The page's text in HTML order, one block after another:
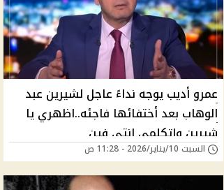
عمرو أديب يوجه نداءً عاجل لشيرين عبد
الوهاب بعد أختفائها فاجئه..اظهري يا
شيرين واتكلمي انتي فين
السبت 10/يناير/2026 - 11:28 ص